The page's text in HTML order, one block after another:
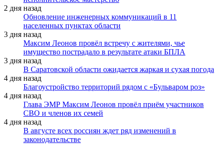
2 дня назад
Обновление инженерных коммуникаций в 11
населенных пунктах области
3 дня назад
Максим Леонов провёл встречу с жителями, чье
имущество пострадало в результате атаки БПЛА
3 дня назад
В Саратовской области ожидается жаркая и сухая погода
4 дня назад
Благоустройство территорий рядом с «Бульваром роз»
4 дня назад
Глава ЭМР Максим Леонов провёл приём участников
СВО и членов их семей
4 дня назад
В августе всех россиян ждет ряд изменений в
законодательстве